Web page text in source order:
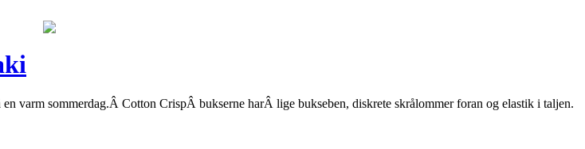
varm sommerdag.Â Cotton CrispÂ bukserne harÂ lige bukseben, diskrete skrålommer foran og elastik i taljen.